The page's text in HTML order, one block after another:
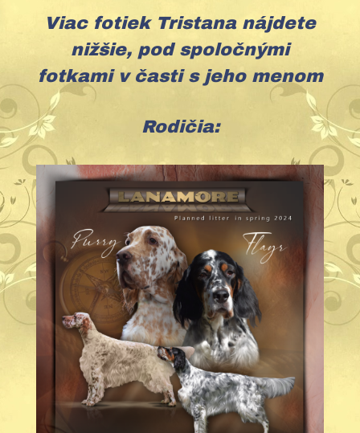
Viac fotiek Tristana nájdete
nižšie, pod spoločnými
fotkami v časti s jeho menom
Rodičia: